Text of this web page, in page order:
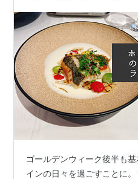
ゴールデンウィーク後半も
インの日々を過ごすことに